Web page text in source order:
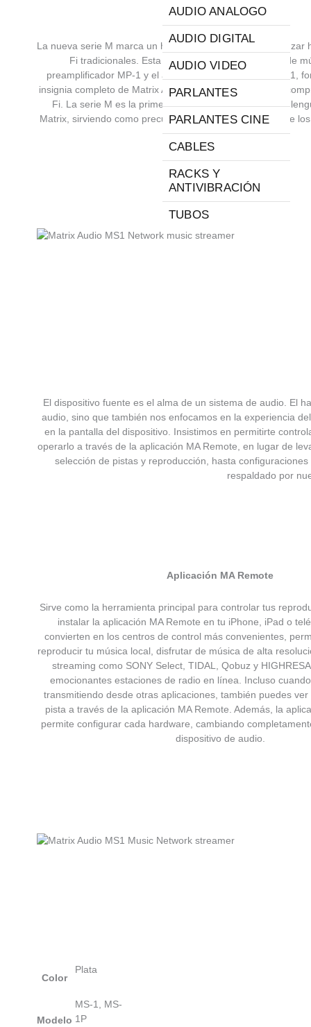
Creación Perfecta
La nueva serie M marca un hito para Matrix Audio al avanzar
Fi tradicionales. Esta serie incluye el reproductor de
preamplificador MP-1 y el amplificador de potencia MA-1,
insignia completo de Matrix Audio que presenta nuestra
Fi. La serie M es la primera línea en adoptar el nuevo
Matrix, sirviendo como precursor de la futura evolución de
Audio.
El dispositivo fuente es el alma de un sistema de audio. El
audio, sino que también nos enfocamos en la experiencia
en la pantalla del dispositivo. Insistimos en permitirte
operarlo a través de la aplicación MA Remote, en lugar de
selección de pistas y reproducción, hasta
respaldado por
Aplicación MA Remote
Sirve como la herramienta principal para controlar tus
instalar la aplicación MA Remote en tu iPhone, iPad o
convierten en los centros de control más convenientes,
reproducir tu música local, disfrutar de música de alta
streaming como SONY Select, TIDAL, Qobuz y
emocionantes estaciones de radio en línea. Incluso
transmitiendo desde otras aplicaciones, también puedes
pista a través de la aplicación MA Remote. Además, la
permite configurar cada hardware, cambiando
dispositivo de audio.
Color
Plata
Modelo
MS-1, MS-
1P
AUDIO ANALOGO
AUDIO DIGITAL
AUDIO VIDEO
PARLANTES
PARLANTES CINE
CABLES
RACKS Y
ANTIVIBRACIÓN
TUBOS